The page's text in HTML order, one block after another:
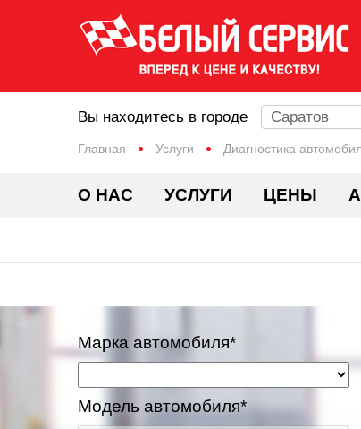
Главная Услуги Диагностика
Вы находитесь в городе Саратов
О НАС УСЛУГИ ЦЕНЫ
Марка автомобиля*
Модель автомобиля*